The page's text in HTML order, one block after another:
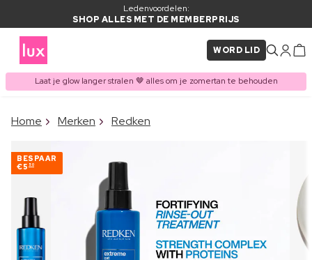
Ledenvoordelen:
SHOP ALLES MET DE MEMBERPRIJS
WORD LID
Laat je glow langer stralen 🤎 alles om je zomertan te behouden
ITEM TOEGEVOEGD AAN
Home Merken Redken
BESPAAR
€5 50